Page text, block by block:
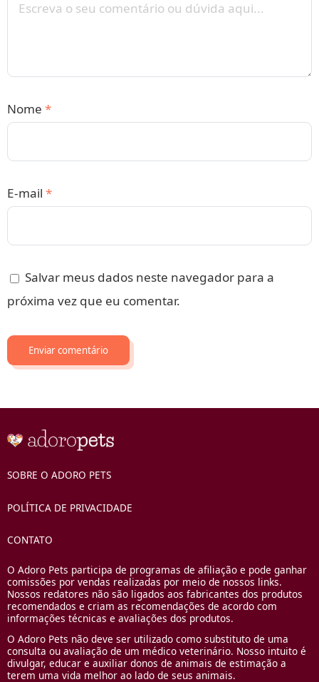
Nome *
E-mail *
Salvar meus dados neste navegador para a
próxima vez que eu comentar.
SOBRE O ADORO PETS
POLÍTICA DE PRIVACIDADE
CONTATO
O Adoro Pets participa de programas de afiliação e pode ganhar
comissões por vendas realizadas por meio de nossos links.
Nossos redatores não são ligados aos fabricantes dos produtos
recomendados e criam as recomendações de acordo com
informações técnicas e avaliações dos produtos.
O Adoro Pets não deve ser utilizado como substituto de uma
consulta ou avaliação de um médico veterinário. Nosso intuito é
divulgar, educar e auxiliar donos de animais de estimação a
terem uma vida melhor ao lado de seus animais.